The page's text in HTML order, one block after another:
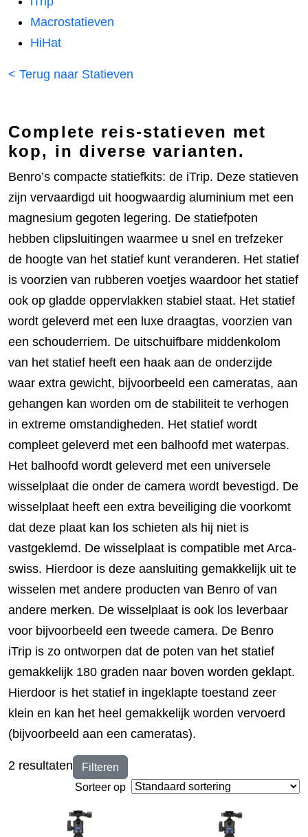
Macrostatieven
HiHat
< Terug naar Statieven
Complete reis-statieven met
kop, in diverse varianten.
Benro’s compacte statiefkits: de iTrip. Deze statieven
zijn vervaardigd uit hoogwaardig aluminium met een
magnesium gegoten legering. De statiefpoten
hebben clipsluitingen waarmee u snel en trefzeker
de hoogte van het statief kunt veranderen. Het statief
is voorzien van rubberen voetjes waardoor het statief
ook op gladde oppervlakken stabiel staat. Het statief
wordt geleverd met een luxe draagtas, voorzien van
een schouderriem. De uitschuifbare middenkolom
van het statief heeft een haak aan de onderzijde
waar extra gewicht, bijvoorbeeld een cameratas, aan
gehangen kan worden om de stabiliteit te verhogen
in extreme omstandigheden. Het statief wordt
compleet geleverd met een balhoofd met waterpas.
Het balhoofd wordt geleverd met een universele
wisselplaat die onder de camera wordt bevestigd. De
wisselplaat heeft een extra beveiliging die voorkomt
dat deze plaat kan los schieten als hij niet is
vastgeklemd. De wisselplaat is compatible met Arca-
swiss. Hierdoor is deze aansluiting gemakkelijk uit te
wisselen met andere producten van Benro of van
andere merken. De wisselplaat is ook los leverbaar
voor bijvoorbeeld een tweede camera. De Benro
iTrip is zo ontworpen dat de poten van het statief
gemakkelijk 180 graden naar boven worden geklapt.
Hierdoor is het statief in ingeklapte toestand zeer
klein en kan het heel gemakkelijk worden vervoerd
(bijvoorbeeld aan een cameratas).
Filteren
2 resultaten
Sorteer op